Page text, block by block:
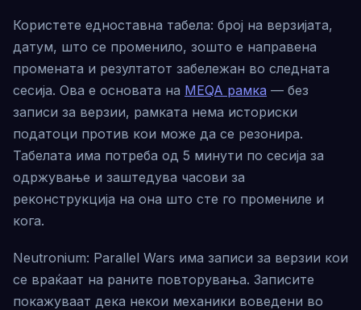
Користете едноставна табела: број на верзијата,
датум, што се променило, зошто е направена
промената и резултатот забележан во следната
сесија. Ова е основата на MEQA рамка — без
записи за верзии, рамката нема историски
податоци против кои може да се резонира.
Табелата има потреба од 5 минути по сесија за
одржување и заштедува часови за
реконструкција на она што сте го промениле и
кога.
Neutronium: Parallel Wars има записи за верзии кои
се враќаат на раните повторувања. Записите
покажуваат дека некои механики воведени во